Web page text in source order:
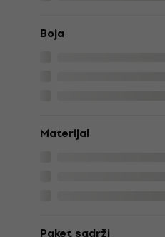
Boja
Materijal
Paket sadrži